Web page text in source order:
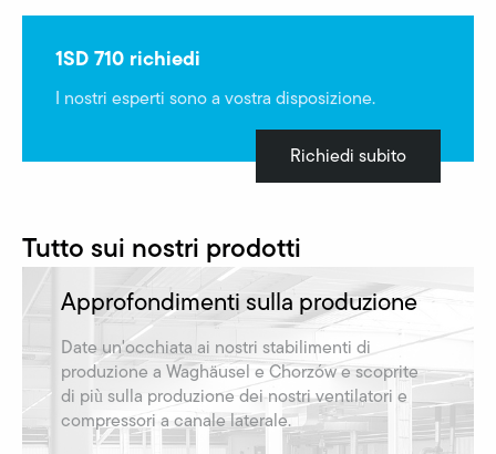
1SD 710 richiedi
I nostri esperti sono a vostra disposizione.
Richiedi subito
Tutto sui nostri prodotti
Approfondimenti sulla produzione
Date un'occhiata ai nostri stabilimenti di
produzione a Waghäusel e Chorzów e scoprite
di più sulla produzione dei nostri ventilatori e
compressori a canale laterale.